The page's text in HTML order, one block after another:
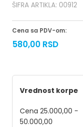
ŠIFRA ARTIKLA: 00912
Cena sa PDV-om:
580,00 RSD
Vrednost korpe
Cena 25.000,00 -
50.000,00